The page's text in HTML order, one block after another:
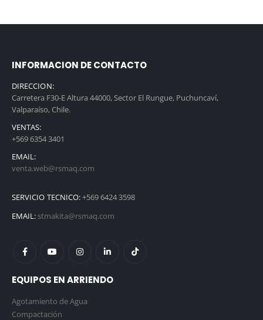
INFORMACION DE CONTACTO
DIRECCION:
Carretera F30-E Altura 44000, Sector El Rungue, Puchuncaví,
Valparaíso, Chile.
VENTAS:
+569 6354 3401
EMAIL:
venta.web@rsmaq.com
SERVICIO TECNICO:+569 6424 3598
EMAIL: stmakita@rsmaq.com
EQUIPOS EN ARRIENDO
Agotamiento de Agua
Compactación